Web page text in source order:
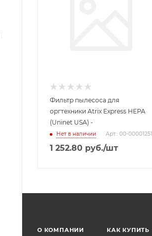
Фильтр пылесоса для
оргтехники Atrix Express HEPA
(Uninet USA) -
Нет в наличии Арт.: 00-00001251
1 252.80 руб./шт
О КОМПАНИИ КАК КУПИТЬ